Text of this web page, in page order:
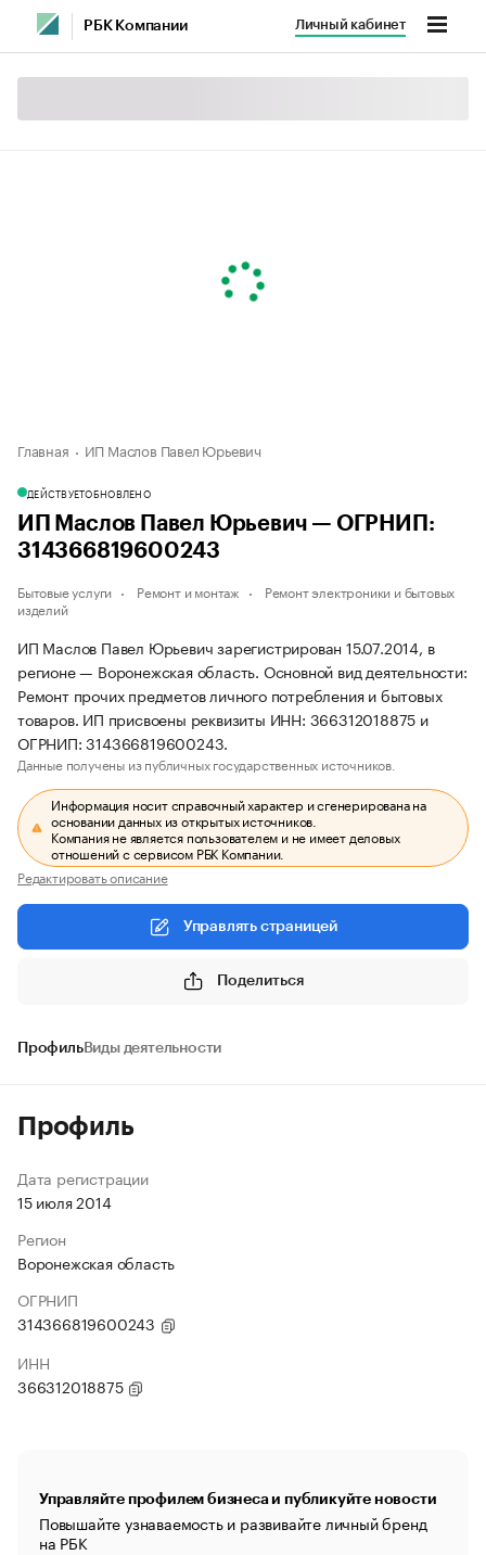
РБК Компании Личный кабинет
Главная ИП Маслов Павел Юрьевич
ДЕЙСТВУЕТОБНОВЛЕНО
ИП Маслов Павел Юрьевич — ОГРНИП:
314366819600243
Бытовые услуги Ремонт и монтаж
Ремонт электроники и бытовых
изделий
ИП Маслов Павел Юрьевич зарегистрирован 15.07.2014, в
регионе — Воронежская область. Основной вид деятельности:
Ремонт прочих предметов личного потребления и бытовых
товаров. ИП присвоены реквизиты ИНН: 366312018875 и
ОГРНИП: 314366819600243.
Данные получены из публичных государственных источников.
Информация носит справочный характер и сгенерирована на
основании данных из открытых источников.
Компания не является пользователем и не имеет деловых
отношений с сервисом РБК Компании.
Редактировать описание
Управлять страницей
Поделиться
ПрофильВиды деятельности
Профиль
Дата регистрации
15 июля 2014
Регион
Воронежская область
ОГРНИП
314366819600243
ИНН
366312018875
Управляйте профилем бизнеса и публикуйте новости
Повышайте узнаваемость и развивайте личный бренд
на РБК